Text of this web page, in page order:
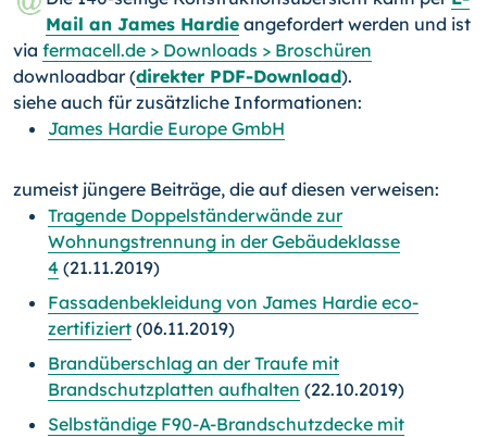
Mail an James Hardie angefordert werden und ist
via fermacell.de > Downloads > Broschüren
downloadbar (direkter PDF-Download).
siehe auch für zusätzliche Informationen:
James Hardie Europe GmbH
zumeist jüngere Beiträge, die auf diesen verweisen:
Tragende Doppelständerwände zur
Wohnungstrennung in der Gebäudeklasse
4 (21.11.2019)
Fassadenbekleidung von James Hardie eco-
zertifiziert (06.11.2019)
Brandüberschlag an der Traufe mit
Brandschutzplatten aufhalten (22.10.2019)
Selbständige F90-A-Brandschutzdecke mit